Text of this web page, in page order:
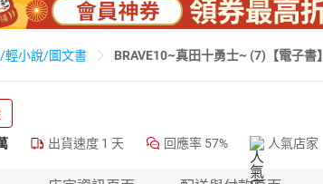
輕小說/圖文書 BRAVE10~真田十勇士~ (7)【電子書】
出貨速度 1 天 回應率 57% 人氣店家